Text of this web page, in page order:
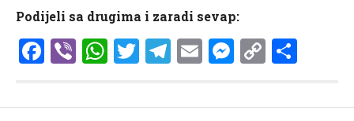
Podijeli sa drugima i zaradi sevap:
Facebook
ViberWhatsApp
Twitter
Telegram
EmailCopy